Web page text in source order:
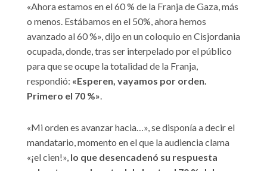
«Ahora estamos en el 60 % de la Franja de Gaza, más
o menos. Estábamos en el 50%, ahora hemos
avanzado al 60 %», dijo en un coloquio en Cisjordania
ocupada, donde, tras ser interpelado por el público
para que se ocupe la totalidad de la Franja,
respondió: «Esperen, vayamos por orden.
Primero el 70 %».
«Mi orden es avanzar hacia…», se disponía a decir el
mandatario, momento en el que la audiencia clama
«¡el cien!», lo que desencadenó su respuesta